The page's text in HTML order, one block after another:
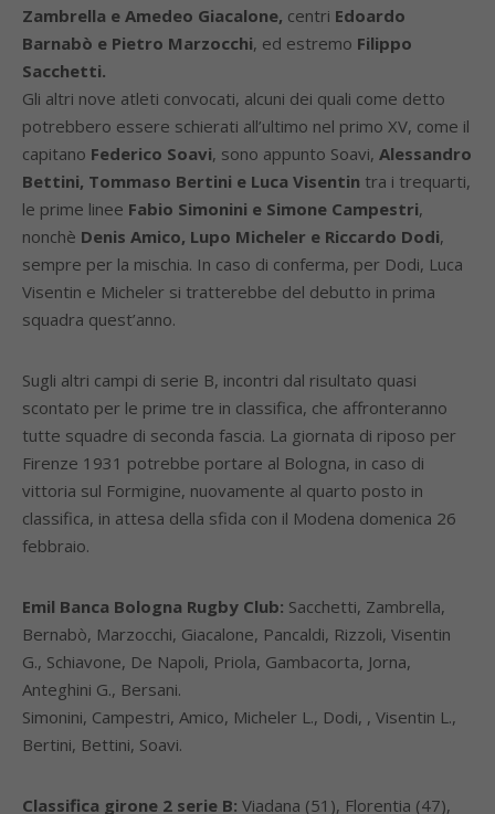
Zambrella e Amedeo Giacalone, centri Edoardo
Barnabò e Pietro Marzocchi, ed estremo Filippo
Sacchetti.
Gli altri nove atleti convocati, alcuni dei quali come detto
potrebbero essere schierati all’ultimo nel primo XV, come il
capitano Federico Soavi, sono appunto Soavi, Alessandro
Bettini, Tommaso Bertini e Luca Visentin tra i trequarti,
le prime linee Fabio Simonini e Simone Campestri,
nonchè Denis Amico, Lupo Micheler e Riccardo Dodi,
sempre per la mischia. In caso di conferma, per Dodi, Luca
Visentin e Micheler si tratterebbe del debutto in prima
squadra quest’anno.
Sugli altri campi di serie B, incontri dal risultato quasi
scontato per le prime tre in classifica, che affronteranno
tutte squadre di seconda fascia. La giornata di riposo per
Firenze 1931 potrebbe portare al Bologna, in caso di
vittoria sul Formigine, nuovamente al quarto posto in
classifica, in attesa della sfida con il Modena domenica 26
febbraio.
Emil Banca Bologna Rugby Club: Sacchetti, Zambrella,
Bernabò, Marzocchi, Giacalone, Pancaldi, Rizzoli, Visentin
G., Schiavone, De Napoli, Priola, Gambacorta, Jorna,
Anteghini G., Bersani.
Simonini, Campestri, Amico, Micheler L., Dodi, , Visentin L.,
Bertini, Bettini, Soavi.
Classifica girone 2 serie B: Viadana (51), Florentia (47),